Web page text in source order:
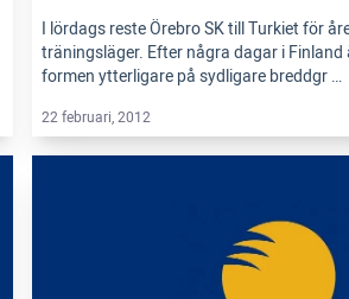
I lördags reste Örebro SK till Turkiet för
träningsläger. Efter några dagar i
formen ytterligare på sydligare breddgr …
22 februari, 2012